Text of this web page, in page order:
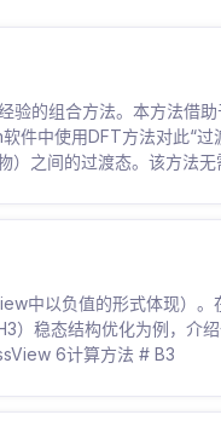
验的组合方法。本方法借助
件中使用DFT方法对此“过
）之间的过渡态。该方法无
中以负值的形式体现）。
稳态结构优化为例，介绍
6计算方法 # B3